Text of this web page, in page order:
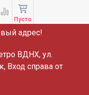
адрес!
ВДНХ, ул.
Вход справа от
Пусто